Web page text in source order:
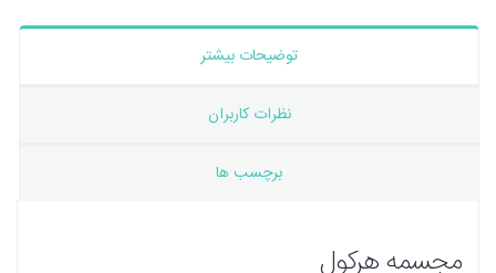
توضیحات بیشتر
نظرات کاربران
برچسب ها
مجسمه هرکول